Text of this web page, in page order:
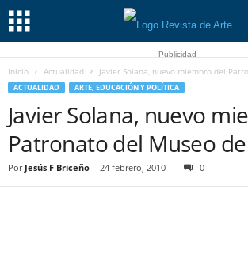
Publicidad
Inicio Actualidad Javier Solana, nuevo miembro del
ACTUALIDAD ARTE, EDUCACIÓN Y POLÍTICA
Javier Solana, nuevo
Patronato del Museo
Por Jesús F Briceño - 24 febrero, 2010 0